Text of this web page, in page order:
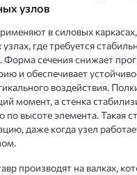
узлов
в силовых
где требуется
Форма сечения снижает
и обеспечивает
воздействия.
момент, а стенка
по высоте элемента. Такая
даже когда узел
производят на валках,